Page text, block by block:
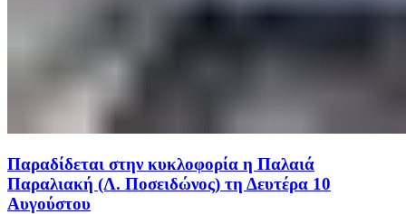
Παραδίδεται στην κυκλοφορία η Παλαιά
Παραλιακή (Λ. Ποσειδώνος) τη Δευτέρα 10
Αυγούστου